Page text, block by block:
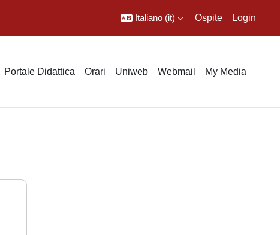
Italiano ‎(it)‎ Ospite Login
Portale Didattica Orari Uniweb Webmail My Media